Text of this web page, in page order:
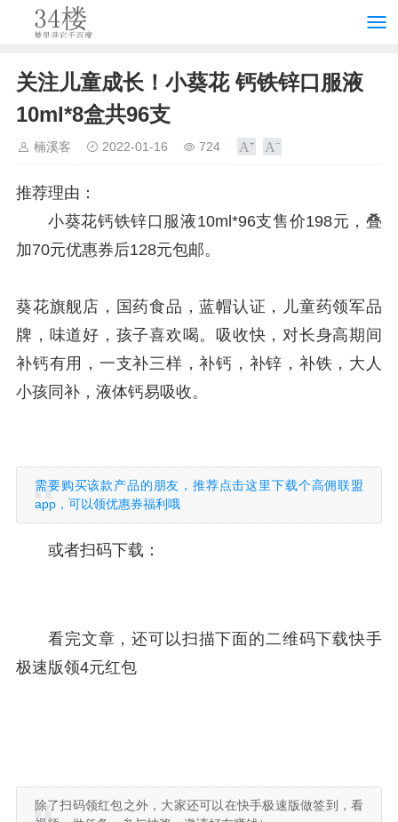
关注儿童成长！小葵花 钙铁锌口服液
10ml*8盒共96支
楠溪客 2022-01-16 724
推荐理由：
小葵花钙铁锌口服液10ml*96支售价198元，叠
加70元优惠券后128元包邮。
葵花旗舰店，国药食品，蓝帽认证，儿童药领军品
牌，味道好，孩子喜欢喝。吸收快，对长身高期间
补钙有用，一支补三样，补钙，补锌，补铁，大人
小孩同补，液体钙易吸收。
需要购买该款产品的朋友，推荐点击这里下载个高佣联盟
app，可以领优惠券福利哦
或者扫码下载：
看完文章，还可以扫描下面的二维码下载快手
极速版领4元红包
除了扫码领红包之外，大家还可以在快手极速版做签到，看